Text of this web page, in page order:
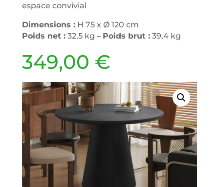
espace convivial
Dimensions :H 75 x Ø 120 cm
Poids net :32,5 kg – Poids brut :39,4 kg
349,00 €